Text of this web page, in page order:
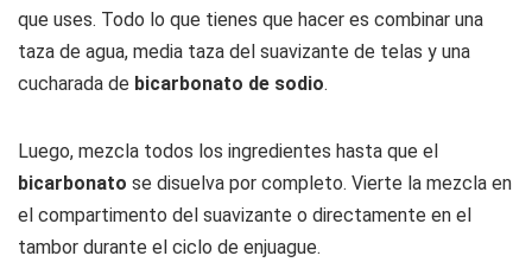
que uses. Todo lo que tienes que hacer es combinar una
taza de agua, media taza del suavizante de telas y una
cucharada de bicarbonato de sodio.
Luego, mezcla todos los ingredientes hasta que el
bicarbonato se disuelva por completo. Vierte la mezcla en
el compartimento del suavizante o directamente en el
tambor durante el ciclo de enjuague.